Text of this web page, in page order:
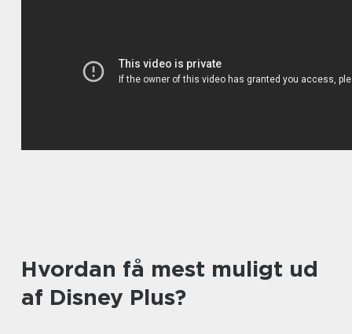
Hvordan få mest muligt ud
af Disney Plus?